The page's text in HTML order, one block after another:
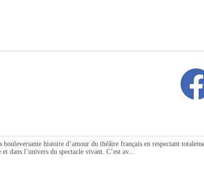
histoire d’amour du théâtre français en respectant
dans l’univers du spectacle vivant. C’est av...